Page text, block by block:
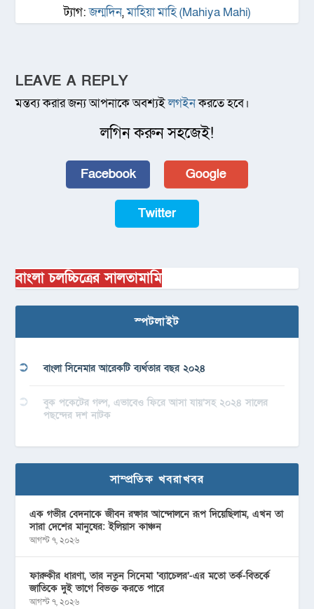
ট্যাগ:জন্মদিন,মাহিয়া মাহি (Mahiya Mahi)
LEAVE A REPLY
মন্তব্য করার জন্য আপনাকে অবশ্যইলগইনকরতে হবে।
লগিন করুন সহজেই!
Facebook Google
Twitter
বাংলা চলচ্চিত্রের সালতামামি
স্পটলাইট
বাংলা সিনেমার আরেকটি ব্যর্থতার বছর ২০২৪
বুক পকেটের গল্প, এভাবেও ফিরে আসা যায়’সহ ২০২৪ সালের
পছন্দের দশ নাটক
সাম্প্রতিক খবরাখবর
এক গভীর বেদনাকে জীবন রক্ষার আন্দোলনে রূপ দিয়েছিলাম, এখন তা
সারা দেশের মানুষের: ইলিয়াস কাঞ্চন
আগস্ট ৭, ২০২৬
ফারুকীর ধারণা, তার নতুন সিনেমা ‘ব্যাচেলর’-এর মতো তর্ক-বিতর্কে
জাতিকে দুই ভাগে বিভক্ত করতে পারে
আগস্ট ৭, ২০২৬